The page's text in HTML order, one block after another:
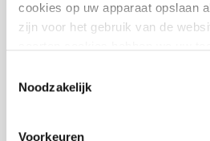
cookies op uw apparaat opslaan
zijn voor het gebruik van de
Noodzakelijk
Voorkeuren